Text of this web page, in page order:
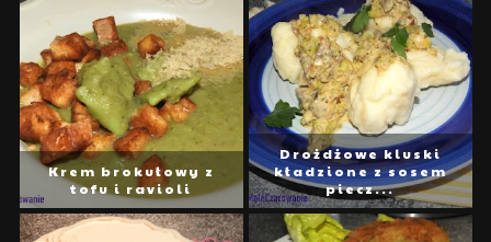
Krem brokułowy z
tofu i ravioli
Drożdżowe kluski
kładzione z sosem
piecz...